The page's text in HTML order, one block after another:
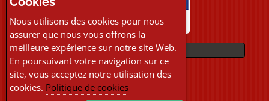
PAIEMENTS
Nous utilisons des cookies pour nous
assurer que nous vous offrons la
meilleure expérience sur notre site Web.
En poursuivant votre navigation sur ce
site, vous acceptez notre utilisation des
cookies. Politique de cookies